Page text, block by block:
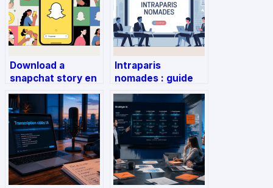
Download a
snapchat story en
2026 sans risque
ni mauvaise
surprise
Intraparis
nomades : guide
pratique pour
accéder à vos
services en ligne